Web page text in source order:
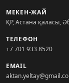
МЕКЕН-ЖАЙ
ҚР, Астана қаласы,
ТЕЛЕФОН
+7 701 933 8520
EMAIL